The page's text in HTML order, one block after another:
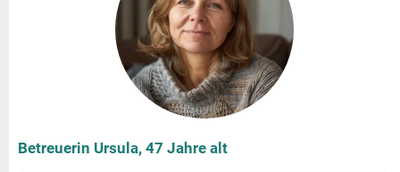
Betreuerin Ursula, 47 Jahre alt